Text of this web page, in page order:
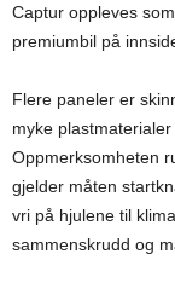
Captur oppleves
premiumbil på
Flere paneler er
myke
Oppmerksomheten
gjelder måten
vri på hjulene til
sammenskrudd og